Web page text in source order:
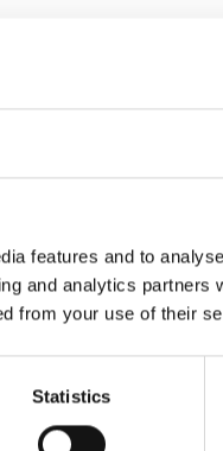
features and to
and analytics partners
from your use of their
Statistics
und